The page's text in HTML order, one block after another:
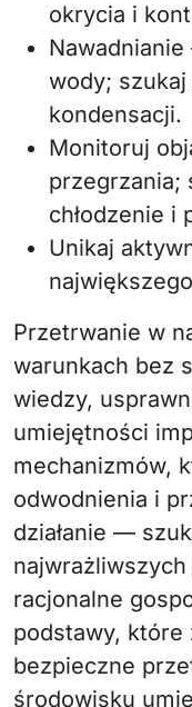
okrycia i
wody; szukaj
kondensacji.
Monitoruj
przegrzania;
chłodzenie i
Unikaj
Przetrwanie w
warunkach bez
wiedzy,
umiejętności
mechanizmów,
odwodnienia i
działanie —
najwrażliwszych
racjonalne
podstawy, które
bezpieczne
środowisku